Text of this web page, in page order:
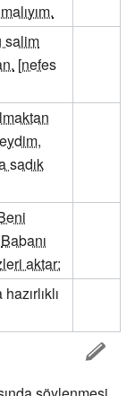
salim
[nefes
sadık
Babanı
aktar: